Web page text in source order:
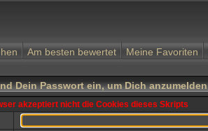
Am besten bewertet Meine Favoriten
Dein Passwort ein, um Dich anzumelden
akzeptiert nicht die Cookies dieses Skripts